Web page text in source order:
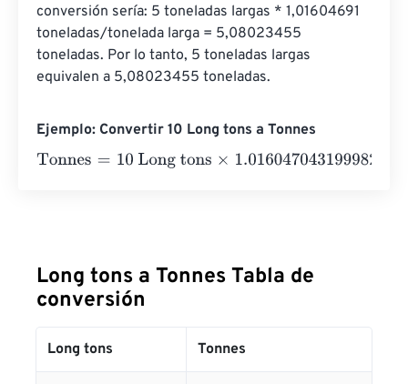
conversión sería: 5 toneladas largas * 1,01604691
toneladas/tonelada larga = 5,08023455
toneladas. Por lo tanto, 5 toneladas largas
equivalen a 5,08023455 toneladas.
Ejemplo: Convertir 10 Long tons a Tonnes
Tonnes= 10 Long tons ×1.016047043199982=10.1604704
Long tons a Tonnes Tabla de
conversión
Long tons Tonnes